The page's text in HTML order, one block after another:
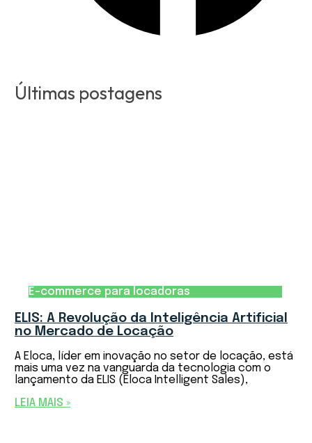
Últimas postagens
E-commerce para locadoras
ELIS: A Revolução da Inteligência Artificial
no Mercado de Locação
A Eloca, líder em inovação no setor de locação, está
mais uma vez na vanguarda da tecnologia com o
lançamento da ELIS (Eloca Intelligent Sales),
LEIA MAIS »